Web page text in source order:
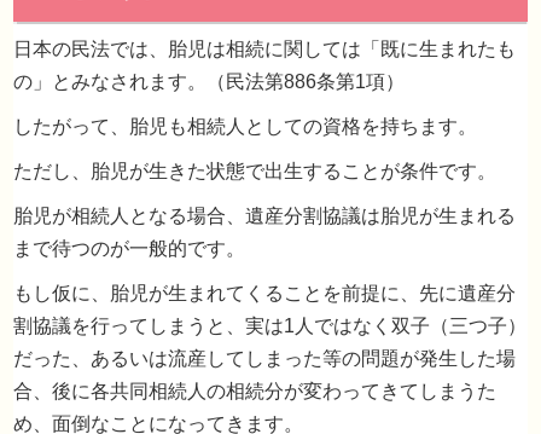
夫が事故で亡くなりましたが、現在、私は
子を身ごもっています。胎児は相続人にな
るのでしょうか？また、もし仮に胎児にも
権があるなら遺産分割はどのようにしたら
のでしょうか？
日本の民法では、胎児は相続に関しては「既に生まれたも
の」とみなされます。（民法第886条第1項）
したがって、胎児も相続人としての資格を持ちます。
ただし、胎児が生きた状態で出生することが条件です。
胎児が相続人となる場合、遺産分割協議は胎児が生まれる
まで待つのが一般的です。
もし仮に、胎児が生まれてくることを前提に、先に遺産分
割協議を行ってしまうと、実は1人ではなく双子（三つ子）
だった、あるいは流産してしまった等の問題が発生した場
合、後に各共同相続人の相続分が変わってきてしまうた
め、面倒なことになってきます。